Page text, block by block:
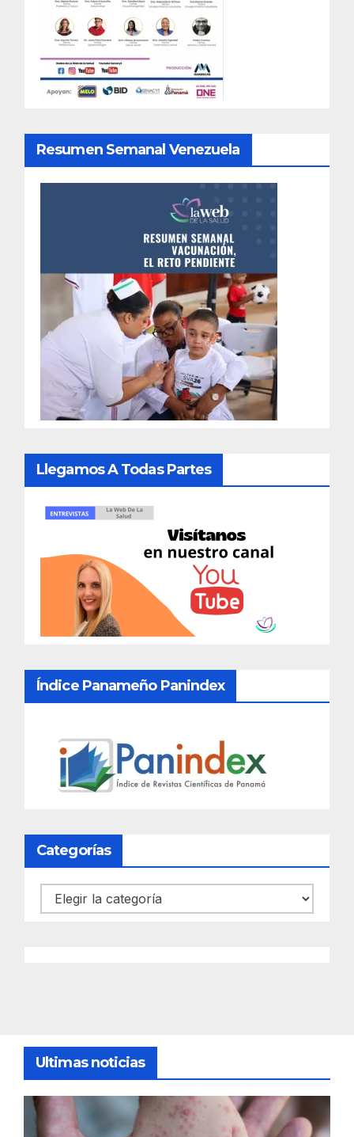
Resumen Semanal Venezuela
Llegamos A Todas Partes
Índice Panameño Panindex
Categorías
Categorías
Ultimas noticias